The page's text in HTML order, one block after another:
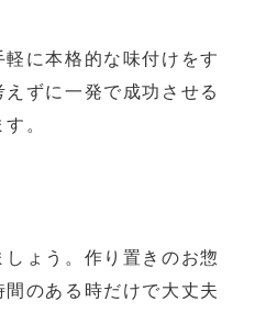
に本格的な味付けをす
ずに一発で成功させる
。
ょう。作り置きのお惣
のある時だけで大丈夫